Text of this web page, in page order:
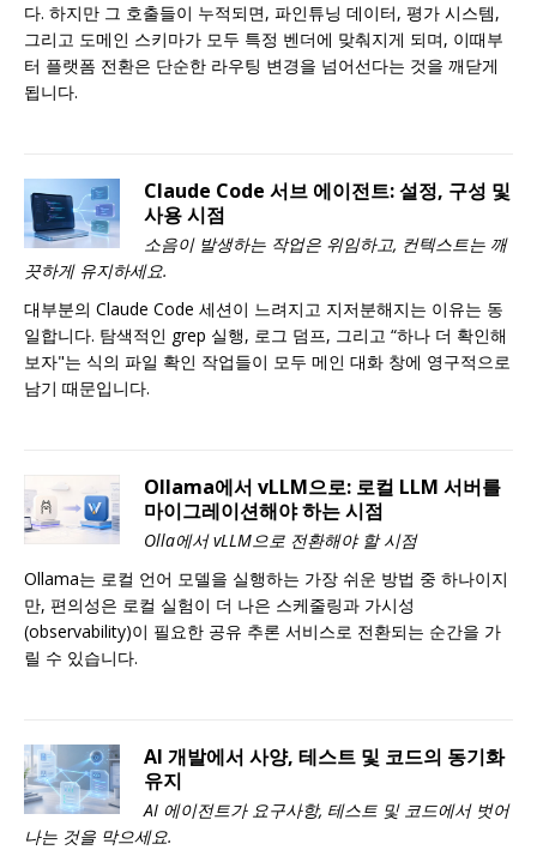
다. 하지만 그 호출들이 누적되면, 파인튜닝 데이터, 평가 시스템,
그리고 도메인 스키마가 모두 특정 벤더에 맞춰지게 되며, 이때부
터 플랫폼 전환은 단순한 라우팅 변경을 넘어선다는 것을 깨닫게
됩니다.
Claude Code 서브 에이전트: 설정, 구성 및
사용 시점
소음이 발생하는 작업은 위임하고, 컨텍스트는 깨
끗하게 유지하세요.
대부분의 Claude Code 세션이 느려지고 지저분해지는 이유는 동
일합니다. 탐색적인 grep 실행, 로그 덤프, 그리고 “하나 더 확인해
보자"는 식의 파일 확인 작업들이 모두 메인 대화 창에 영구적으로
남기 때문입니다.
Ollama에서 vLLM으로: 로컬 LLM 서버를
마이그레이션해야 하는 시점
Olla에서 vLLM으로 전환해야 할 시점
Ollama는 로컬 언어 모델을 실행하는 가장 쉬운 방법 중 하나이지
만, 편의성은 로컬 실험이 더 나은 스케줄링과 가시성
(observability)이 필요한 공유 추론 서비스로 전환되는 순간을 가
릴 수 있습니다.
AI 개발에서 사양, 테스트 및 코드의 동기화
유지
AI 에이전트가 요구사항, 테스트 및 코드에서 벗어
나는 것을 막으세요.